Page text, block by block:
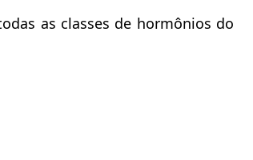
as classes de hormônios do